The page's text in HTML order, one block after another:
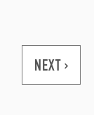
NEXT ›